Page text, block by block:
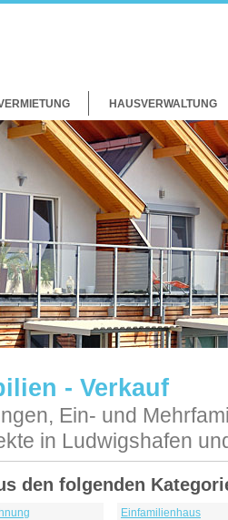
HAUSVERWALTUNG
- Verkauf
Ein- und
in Ludwigshafen
den folgenden
Einfamilienhaus